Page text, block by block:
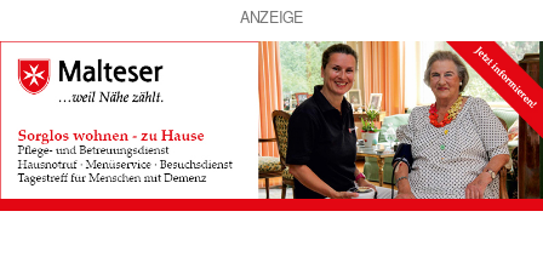
Vereinsforum
Eßlinger
Zeitung
ANZEIGE